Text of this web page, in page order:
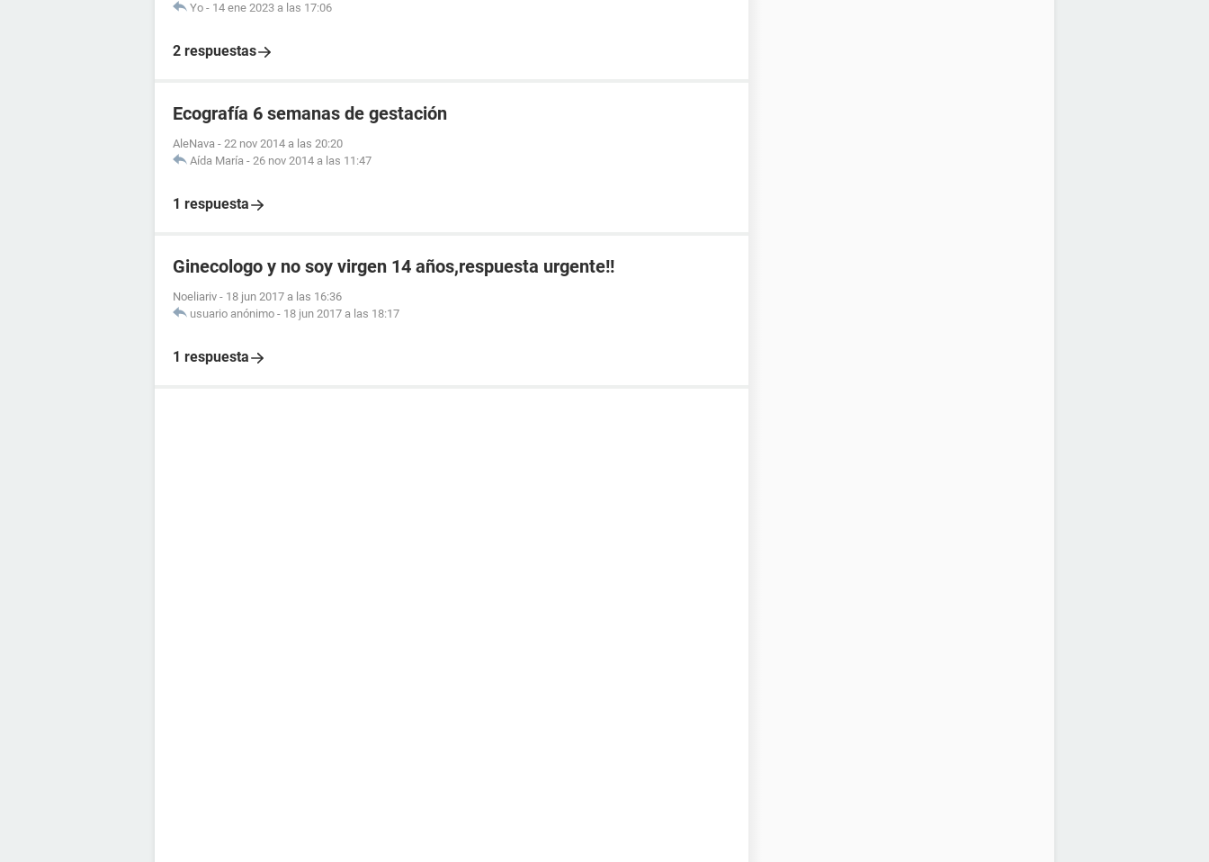
Yo - 14 ene 2023 a las 17:06
2 respuestas
Ecografía 6 semanas de gestación
AleNava - 22 nov 2014 a las 20:20
Aída María - 26 nov 2014 a las 11:47
1 respuesta
Ginecologo y no soy virgen 14 años,respuesta urgente!!
Noeliariv - 18 jun 2017 a las 16:36
usuario anónimo - 18 jun 2017 a las 18:17
1 respuesta